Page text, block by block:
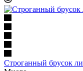
Строганный брусок